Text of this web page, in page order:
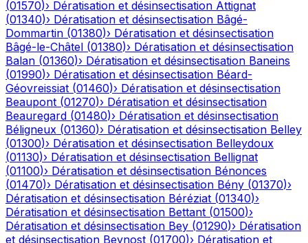
(01570)› Dératisation et désinsectisation Attignat
(01340)› Dératisation et désinsectisation Bâgé-
Dommartin (01380)› Dératisation et désinsectisation
Bâgé-le-Châtel (01380)› Dératisation et désinsectisation
Balan (01360)› Dératisation et désinsectisation Baneins
(01990)› Dératisation et désinsectisation Béard-
Géovreissiat (01460)› Dératisation et désinsectisation
Beaupont (01270)› Dératisation et désinsectisation
Beauregard (01480)› Dératisation et désinsectisation
Béligneux (01360)› Dératisation et désinsectisation Belley
(01300)› Dératisation et désinsectisation Belleydoux
(01130)› Dératisation et désinsectisation Bellignat
(01100)› Dératisation et désinsectisation Bénonces
(01470)› Dératisation et désinsectisation Bény (01370)›
Dératisation et désinsectisation Béréziat (01340)›
Dératisation et désinsectisation Bettant (01500)›
Dératisation et désinsectisation Bey (01290)› Dératisation
et désinsectisation Beynost (01700)› Dératisation et